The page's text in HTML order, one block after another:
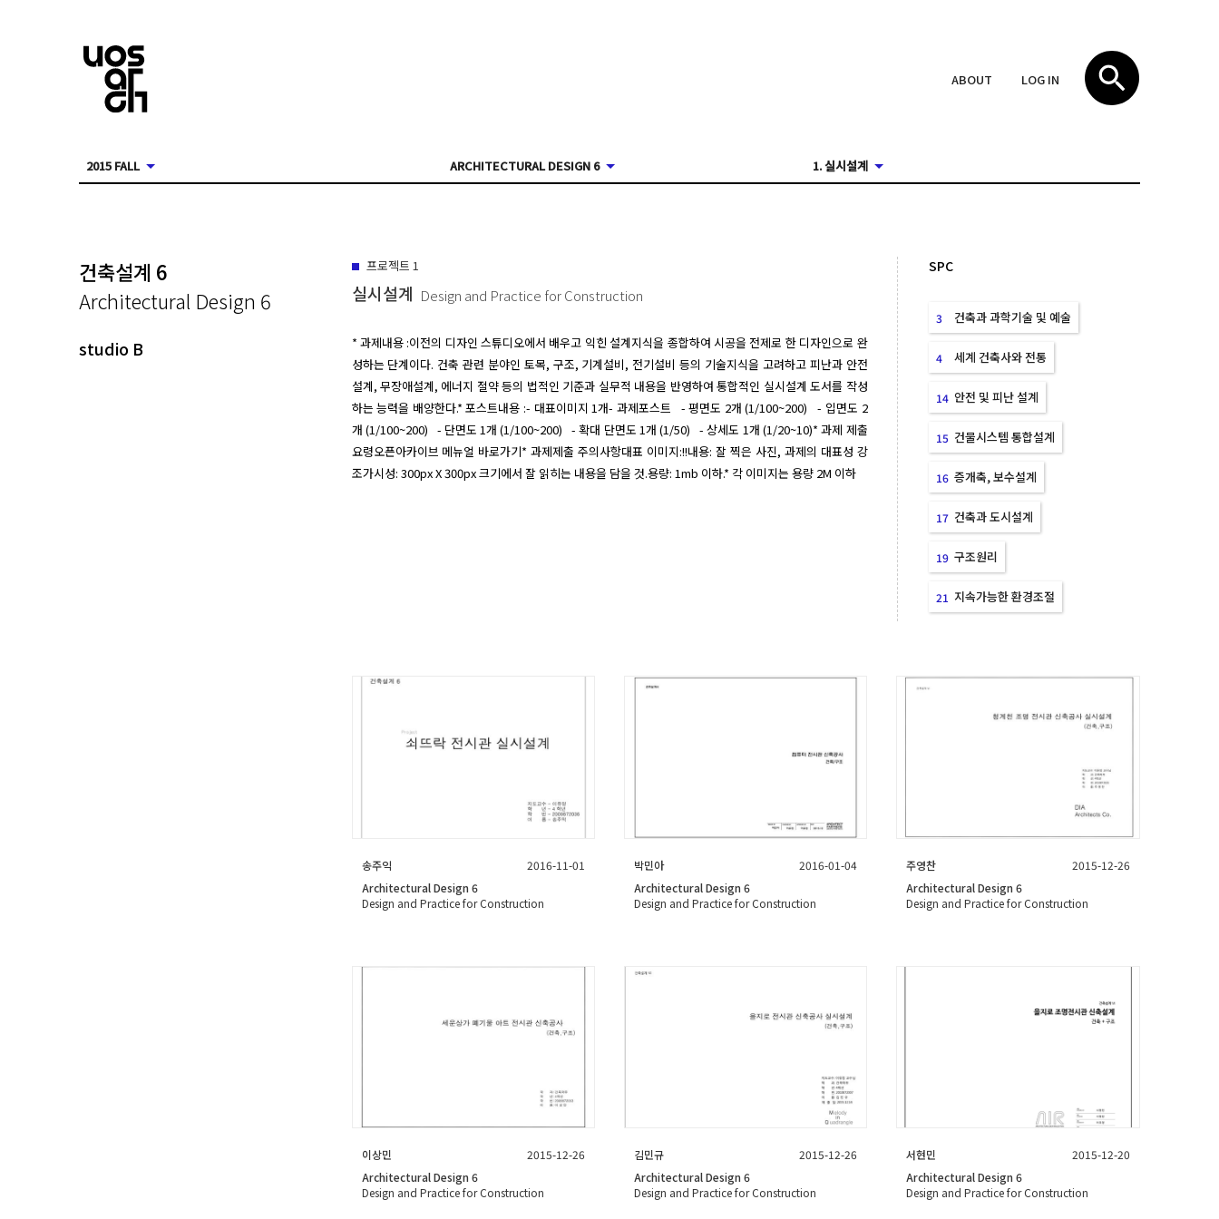
ABOUT LOG IN
2015 FALL ARCHITECTURAL DESIGN 6 1. 실시설계
건축설계 6
Architectural Design 6
studio B
프로젝트 1
실시설계 Design and Practice for Construction
* 과제내용 :이전의 디자인 스튜디오에서 배우고 익힌 설계지식을 종합하여 시공을 전제로 한 디자인으로 완
성하는 단계이다. 건축 관련 분야인 토목, 구조, 기계설비, 전기설비 등의 기술지식을 고려하고 피난과 안전
설계, 무장애설계, 에너지 절약 등의 법적인 기준과 실무적 내용을 반영하여 통합적인 실시설계 도서를 작성
하는 능력을 배양한다.* 포스트내용 :- 대표이미지 1개- 과제포스트   - 평면도 2개 (1/100~200)   - 입면도 2
개 (1/100~200)   - 단면도 1개 (1/100~200)   - 확대 단면도 1개 (1/50)   - 상세도 1개 (1/20~10)* 과제 제출
요령오픈아카이브 메뉴얼 바로가기* 과제제출 주의사항대표 이미지:!!내용: 잘 찍은 사진, 과제의 대표성 강
조가시성: 300px X 300px 크기에서 잘 읽히는 내용을 담을 것.용량: 1mb 이하.* 각 이미지는 용량 2M 이하
SPC
3 건축과 과학기술 및 예술
4 세계 건축사와 전통
14 안전 및 피난 설계
15 건물시스템 통합설계
16 증개축, 보수설계
17 건축과 도시설계
19 구조원리
21 지속가능한 환경조절
송주익
2016-11-01
Architectural Design 6
Design and Practice for Construction
박민아
2016-01-04
Architectural Design 6
Design and Practice for Construction
주영찬
2015-12-26
Architectural Design 6
Design and Practice for Construction
이상민
2015-12-26
Architectural Design 6
Design and Practice for Construction
김민규
2015-12-26
Architectural Design 6
Design and Practice for Construction
서현민
2015-12-20
Architectural Design 6
Design and Practice for Construction